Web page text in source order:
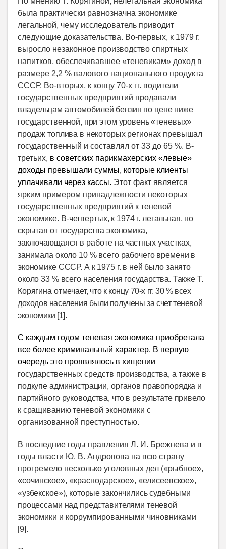
была практически равнозначна экономике
легальной, чему исследователь приводит
следующие доказательства. Во-первых, к 1979 г.
выросло незаконное производство спиртных
напитков, обеспечивавшее «теневикам» доход в
размере 2,2 % валового национального продукта
СССР. Во-вторых, к концу 70-х гг. водители
государственных предприятий продавали
владельцам автомобилей бензин по цене ниже
государственной, при этом уровень «теневых»
продаж топлива в некоторых регионах превышал
государственный и составлял от 33 до 65 %. В-
третьих, в советских парикмахерских «левые»
доходы превышали суммы, которые клиенты
уплачивали через кассы. Этот факт является
ярким примером принадлежности некоторых
государственных предприятий к теневой
экономике. В-четвертых, к 1974 г. легальная, но
скрытая от государства экономика,
заключающаяся в работе на частных участках,
занимала около 10 % всего рабочего времени в
экономике СССР. А к 1975 г. в ней было занято
около 33 % всего населения государства. Также Т.
Корягина отмечает, что к концу 70-х гг. 30 % всех
доходов населения были получены за счет теневой
экономики [1].
С каждым годом теневая экономика приобретала
все более криминальный характер. В первую
очередь это проявлялось в хищении
государственных средств производства, а также в
подкупе администрации, органов правопорядка и
партийного руководства, что в результате привело
к сращиваниютеневой экономики с
организованной преступностью.
В последние годы правления Л. И. Брежнева и в
годы власти Ю. В. Андропова на всю страну
прогремело несколько уголовных дел («рыбное»,
«сочинское», «краснодарское», «елисеевское»,
«узбекское»), которые закончились судебными
процессами над представителями теневой
экономики и коррумпированными чиновниками
[9].